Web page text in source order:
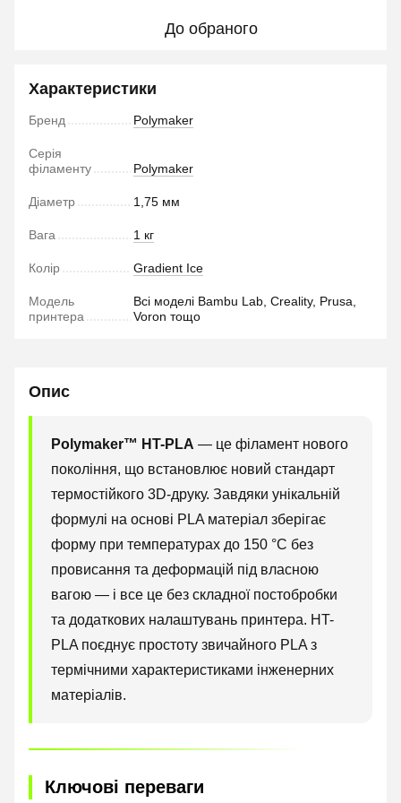
До обраного
Характеристики
Бренд Polymaker
Серія
філаменту
Polymaker
Діаметр 1,75 мм
Вага 1 кг
Колір Gradient Ice
Модель
принтера
Всі моделі Bambu Lab, Creality, Prusa,
Voron тощо
Опис
Polymaker™ HT-PLA — це філамент нового
покоління, що встановлює новий стандарт
термостійкого 3D-друку. Завдяки унікальній
формулі на основі PLA матеріал зберігає
форму при температурах до 150 °C без
провисання та деформацій під власною
вагою — і все це без складної постобробки
та додаткових налаштувань принтера. HT-
PLA поєднує простоту звичайного PLA з
термічними характеристиками інженерних
матеріалів.
Ключові переваги